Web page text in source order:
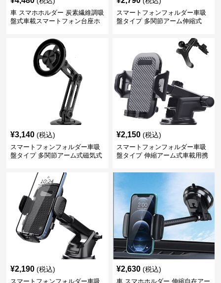
車 スマホホルダー 炭素繊維調吸
盤式車載スマートフォン台座ホ
スマートフォンフォルダー車吸
盤タイプ 多関節アーム伸縮式
¥3,140 (税込)
スマートフォンフォルダー車吸
盤タイプ 多関節アーム式磁気式
¥2,150 (税込)
スマートフォンフォルダー車吸
盤タイプ 伸縮アーム式車載用携
¥2,190 (税込)
スマートフォンフォルダー車吸
¥2,630 (税込)
車 スマホホルダー 伸縮自在アー